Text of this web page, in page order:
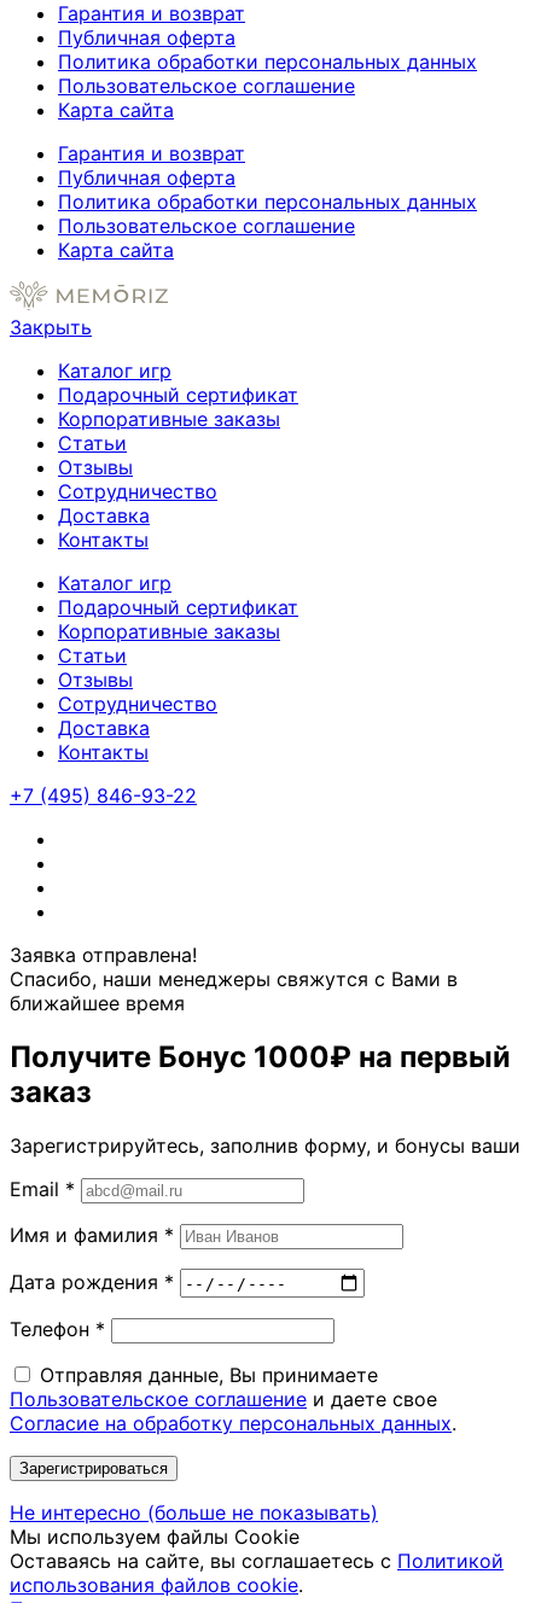
Гарантия и возврат
Публичная оферта
Политика обработки персональных данных
Пользовательское соглашение
Карта сайта
Гарантия и возврат
Публичная оферта
Политика обработки персональных данных
Пользовательское соглашение
Карта сайта
Закрыть
Каталог игр
Подарочный сертификат
Корпоративные заказы
Статьи
Отзывы
Сотрудничество
Доставка
Контакты
Каталог игр
Подарочный сертификат
Корпоративные заказы
Статьи
Отзывы
Сотрудничество
Доставка
Контакты
+7 (495) 846-93-22
Заявка отправлена!
Спасибо, наши менеджеры свяжутся с Вами в
ближайшее время
Получите Бонус 1000₽ на первый
заказ
Зарегистрируйтесь, заполнив форму, и бонусы ваши
Email *
Имя и фамилия *
Дата рождения *
Телефон *
Отправляя данные, Вы принимаете
Пользовательское соглашение и даете свое
Согласие на обработку персональных данных.
Зарегистрироваться
Не интересно (больше не показывать)
Мы используем файлы Cookie
Оставаясь на сайте, вы соглашаетесь c Политикой
использования файлов cookie.